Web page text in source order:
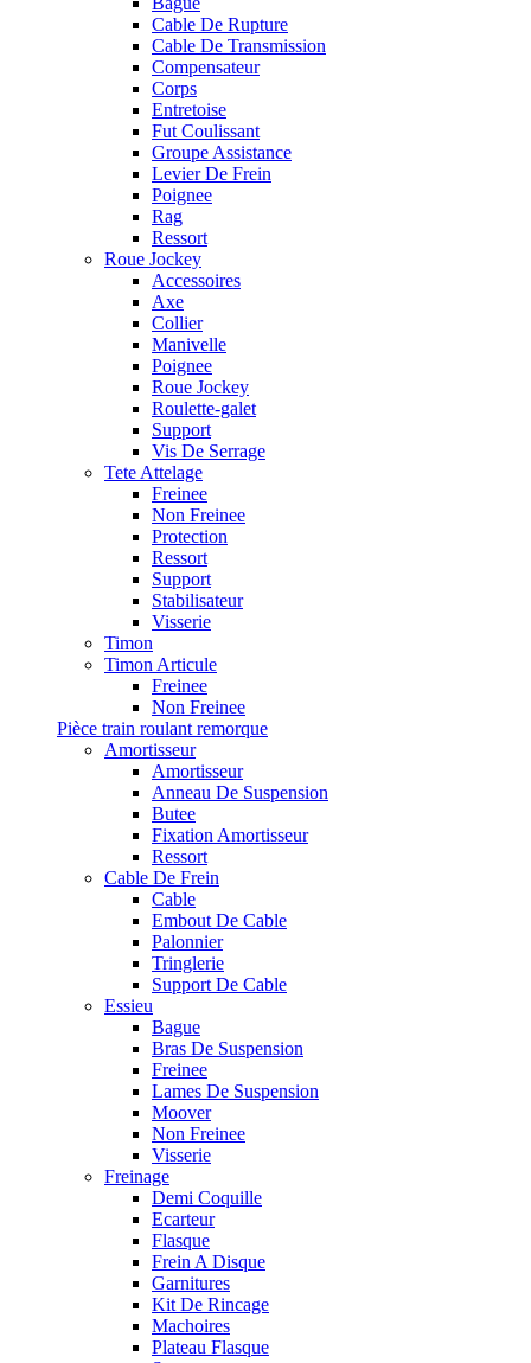
Cable De Rupture
Cable De Transmission
Compensateur
Corps
Entretoise
Fut Coulissant
Groupe Assistance
Levier De Frein
Poignee
Rag
Ressort
Roue Jockey
Accessoires
Axe
Collier
Manivelle
Poignee
Roue Jockey
Roulette-galet
Support
Vis De Serrage
Tete Attelage
Freinee
Non Freinee
Protection
Ressort
Support
Stabilisateur
Visserie
Timon
Timon Articule
Freinee
Non Freinee
Pièce train roulant remorque
Amortisseur
Amortisseur
Anneau De Suspension
Butee
Fixation Amortisseur
Ressort
Cable De Frein
Cable
Embout De Cable
Palonnier
Tringlerie
Support De Cable
Essieu
Bague
Bras De Suspension
Freinee
Lames De Suspension
Moover
Non Freinee
Visserie
Freinage
Demi Coquille
Ecarteur
Flasque
Frein A Disque
Garnitures
Kit De Rincage
Machoires
Plateau Flasque